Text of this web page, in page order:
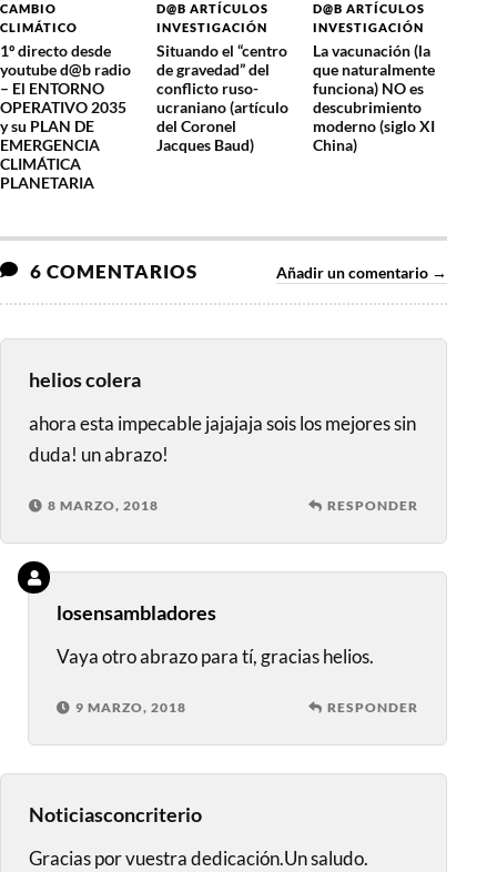
CAMBIO
CLIMÁTICO
1º directo desde
youtube d@b radio
– El ENTORNO
OPERATIVO 2035
y su PLAN DE
EMERGENCIA
CLIMÁTICA
PLANETARIA
D@B ARTÍCULOS
INVESTIGACIÓN
Situando el “centro
de gravedad” del
conflicto ruso-
ucraniano (artículo
del Coronel
Jacques Baud)
D@B ARTÍCULOS
INVESTIGACIÓN
La vacunación (la
que naturalmente
funciona) NO es
descubrimiento
moderno (siglo XI
China)
6 COMENTARIOS Añadir un comentario →
helios colera
ahora esta impecable jajajaja sois los mejores sin
duda! un abrazo!
8 MARZO, 2018 RESPONDER
losensambladores
Vaya otro abrazo para tí, gracias helios.
9 MARZO, 2018 RESPONDER
Noticiasconcriterio
Gracias por vuestra dedicación.Un saludo.